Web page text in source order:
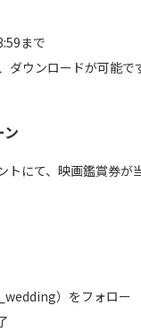
まで
ウンロードが可能で
にて、映画鑑賞券が
）をフォロー